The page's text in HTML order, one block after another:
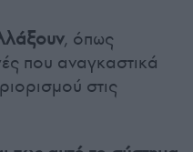
, όπως
που αναγκαστικά
στις